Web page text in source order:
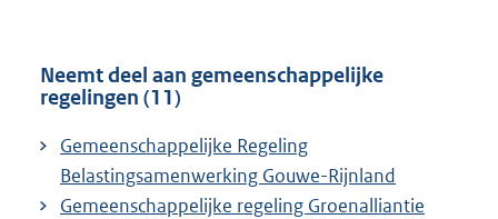
Neemt deel aan gemeenschappelijke
regelingen (11)
Gemeenschappelijke Regeling
Belastingsamenwerking Gouwe-Rijnland
Gemeenschappelijke regeling Groenalliantie